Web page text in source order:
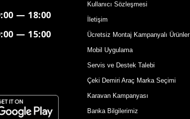
— 18:00
— 15:00
Kullanıcı Sözleşmesi
İletişim
Ücretsiz Montaj Kampanyalı Ürünler
Mobil Uygulama
Servis ve Destek Talebi
Çeki Demiri Araç Marka Seçimi
Karavan Kampanyası
Banka Bilgilerimiz